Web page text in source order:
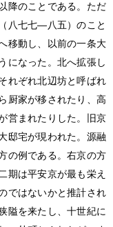
降のことである。ただ
八七七―八五）のこと
移動し、以前の一条大
になった。北へ拡張し
れぞれ北辺坊と呼ばれ
厨家が移されたり、高
営まれたりした。旧京
邸宅が現われた。源融
の例である。右京の方
期は平安京が最も栄え
ではないかと推計され
隘を来たし、十世紀に